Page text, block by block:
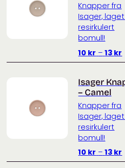
Knapper fra
Isager,
resirkulert
bomull!
10 kr – 13 kr
Isager
– Camel
Knapper fra
Isager,
resirkulert
bomull!
10 kr – 13 kr